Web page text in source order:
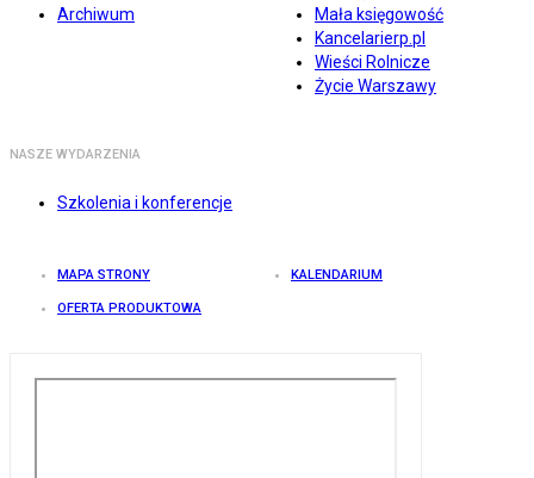
Archiwum
Mała księgowość
Kancelarierp.pl
Wieści Rolnicze
Życie Warszawy
NASZE WYDARZENIA
Szkolenia i konferencje
MAPA STRONY KALENDARIUM
OFERTA PRODUKTOWA